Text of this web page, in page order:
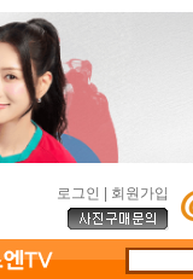
로그인 회원가입